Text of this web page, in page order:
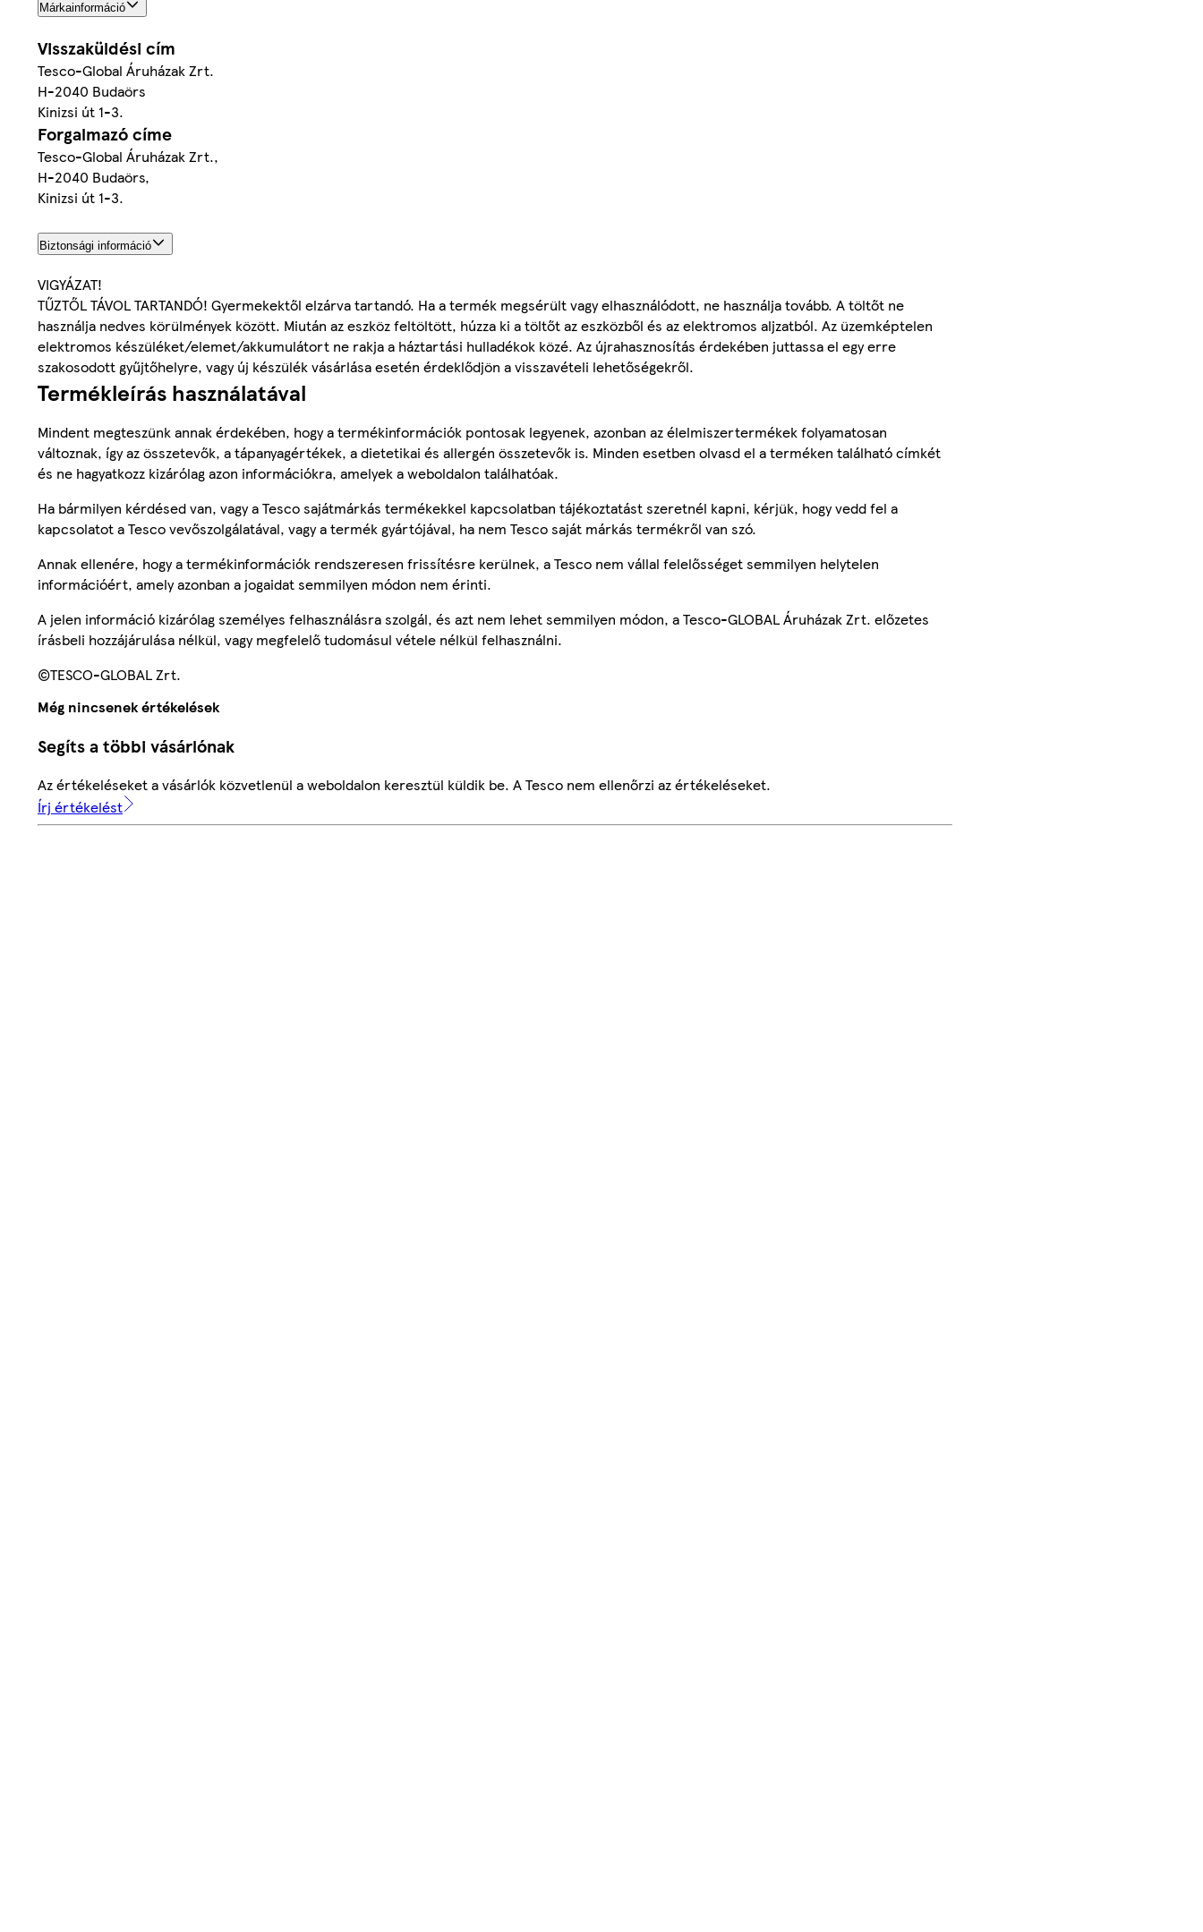
Márkainformáció
Visszaküldési cím
Tesco-Global Áruházak Zrt.
H-2040 Budaörs
Kinizsi út 1-3.
Forgalmazó címe
Tesco-Global Áruházak Zrt.,
H-2040 Budaörs,
Kinizsi út 1-3.
Biztonsági információ
VIGYÁZAT!
TŰZTŐL TÁVOL TARTANDÓ! Gyermekektől elzárva tartandó. Ha a termék megsérült vagy elhasználódott, ne használja tovább. A töltőt ne
használja nedves körülmények között. Miután az eszköz feltöltött, húzza ki a töltőt az eszközből és az elektromos aljzatból. Az üzemképtelen
elektromos készüléket/elemet/akkumulátort ne rakja a háztartási hulladékok közé. Az újrahasznosítás érdekében juttassa el egy erre
szakosodott gyűjtőhelyre, vagy új készülék vásárlása esetén érdeklődjön a visszavételi lehetőségekről.
Termékleírás használatával
Mindent megteszünk annak érdekében, hogy a termékinformációk pontosak legyenek, azonban az élelmiszertermékek folyamatosan
változnak, így az összetevők, a tápanyagértékek, a dietetikai és allergén összetevők is. Minden esetben olvasd el a terméken található címkét
és ne hagyatkozz kizárólag azon információkra, amelyek a weboldalon találhatóak.
Ha bármilyen kérdésed van, vagy a Tesco sajátmárkás termékekkel kapcsolatban tájékoztatást szeretnél kapni, kérjük, hogy vedd fel a
kapcsolatot a Tesco vevőszolgálatával, vagy a termék gyártójával, ha nem Tesco saját márkás termékről van szó.
Annak ellenére, hogy a termékinformációk rendszeresen frissítésre kerülnek, a Tesco nem vállal felelősséget semmilyen helytelen
információért, amely azonban a jogaidat semmilyen módon nem érinti.
A jelen információ kizárólag személyes felhasználásra szolgál, és azt nem lehet semmilyen módon, a Tesco-GLOBAL Áruházak Zrt. előzetes
írásbeli hozzájárulása nélkül, vagy megfelelő tudomásul vétele nélkül felhasználni.
©TESCO-GLOBAL Zrt.
Még nincsenek értékelések
Segíts a többi vásárlónak
Az értékeléseket a vásárlók közvetlenül a weboldalon keresztül küldik be. A Tesco nem ellenőrzi az értékeléseket.
Írj értékelést